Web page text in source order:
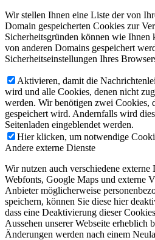
Wir stellen Ihnen eine Liste der von
Domain gespeicherten Cookies zur
Sicherheitsgründen können wie Ihnen
von anderen Domains gespeichert
Sicherheitseinstellungen Ihres
Aktivieren, damit die
wird und alle Cookies, denen nicht
werden. Wir benötigen zwei Cookies,
gespeichert wird. Andernfalls wird
Seitenladen eingeblendet werden.
Hier klicken, um notwendige
Andere externe Dienste
Wir nutzen auch verschiedene
Webfonts, Google Maps und externe
Anbieter möglicherweise
speichern, können Sie diese hier
dass eine Deaktivierung dieser
Aussehen unserer Webseite erheblich
Änderungen werden nach einem